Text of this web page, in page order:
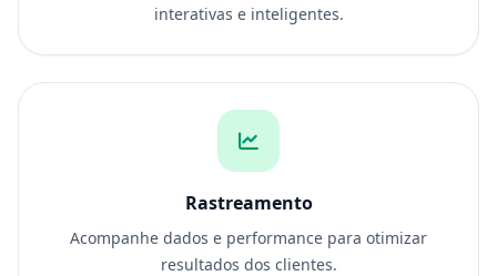
interativas e inteligentes.
Rastreamento
Acompanhe dados e performance para otimizar
resultados dos clientes.